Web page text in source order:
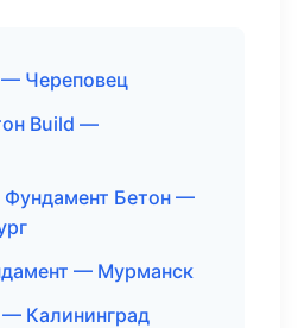
Череповец
Build —
Бетон —
— Мурманск
Калининград